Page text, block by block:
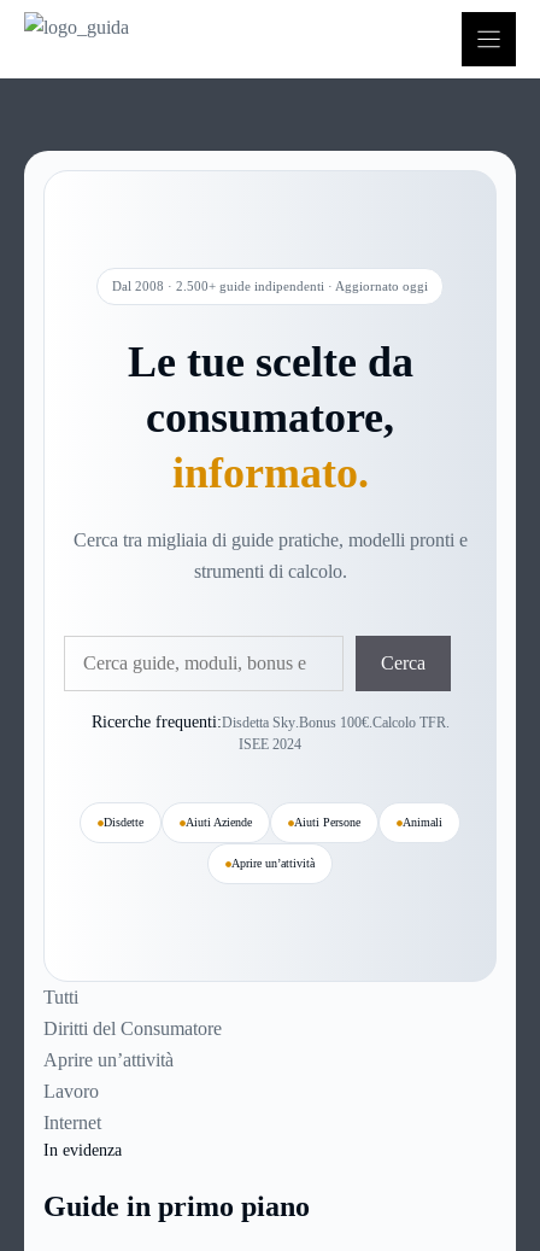
contenuto
Dal 2008 · 2.500+ guide indipendenti · Aggiornato oggi
Le tue scelte da
consumatore,
informato.
Cerca tra migliaia di guide pratiche, modelli pronti e
strumenti di calcolo.
Cerca
Ricerche frequenti:Disdetta Sky.Bonus 100€.Calcolo TFR.
ISEE 2024
Disdette Aiuti Aziende Aiuti Persone Animali
Aprire un’attività
Tutti
Diritti del Consumatore
Aprire un’attività
Lavoro
Internet
In evidenza
Guide in primo piano